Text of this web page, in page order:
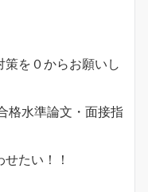
策を０からお願いし
格水準論文・面接指
たい！！